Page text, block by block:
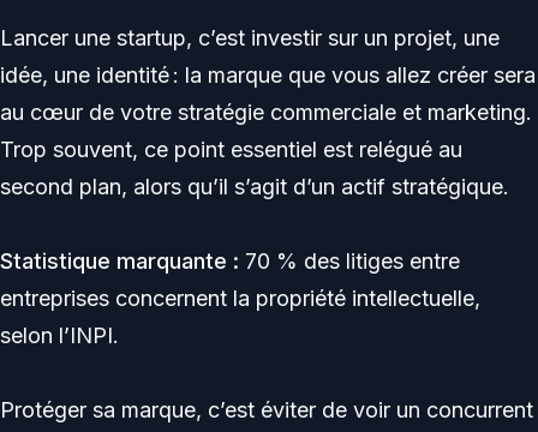
Lancer une startup, c’est investir sur un projet, une
idée, une identité : la marque que vous allez créer sera
au cœur de votre stratégie commerciale et marketing.
Trop souvent, ce point essentiel est relégué au
second plan, alors qu’il s’agit d’un actif stratégique.
Statistique marquante : 70 % des litiges entre
entreprises concernent la propriété intellectuelle,
selon l’INPI.
Protéger sa marque, c’est éviter de voir un concurrent